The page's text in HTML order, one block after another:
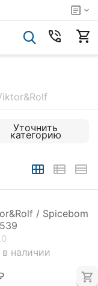
Уточнить
категорию
/ Spicebom
наличии